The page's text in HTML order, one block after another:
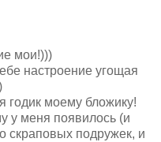
мои!)))
настроение угощая
годик моему бложику!
у меня появилось (и
скраповых подружек, и